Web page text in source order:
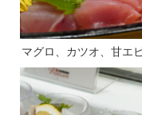
マグロ、カツオ、甘エ